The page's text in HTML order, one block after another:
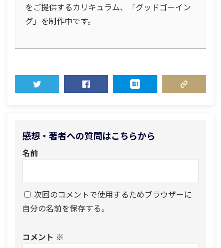
をご提供するカリキュラム、「グッドゴーイン
グ」を制作中です。
感想・著者への質問はこちらから
名前
次回のコメントで使用するためブラウザーに
自分の名前を保存する。
コメント ※